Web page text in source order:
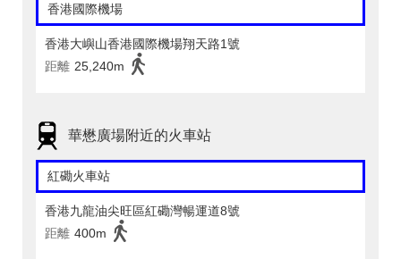
香港國際機場
香港大嶼山香港國際機場翔天路1號
距離 25,240m
華懋廣場附近的火車站
紅磡火車站
香港九龍油尖旺區紅磡灣暢運道8號
距離 400m